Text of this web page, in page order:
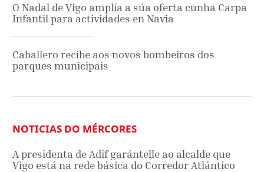
O Nadal de Vigo amplía a súa oferta cunha Carpa
Infantil para actividades en Navia
Caballero recibe aos novos bombeiros dos
parques municipais
NOTICIAS DO MÉRCORES
A presidenta de Adif garántelle ao alcalde que
Vigo está na rede básica do Corredor Atlántico